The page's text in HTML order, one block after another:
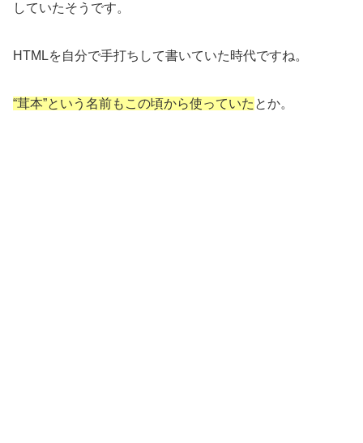
していたそうです。
HTMLを自分で手打ちして書いていた時代ですね。
“茸本”という名前もこの頃から使っていた とか。